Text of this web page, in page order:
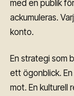
med en publik
ackumuleras.
konto.
En strategi som
ett ögonblick.
mot. En kulturell